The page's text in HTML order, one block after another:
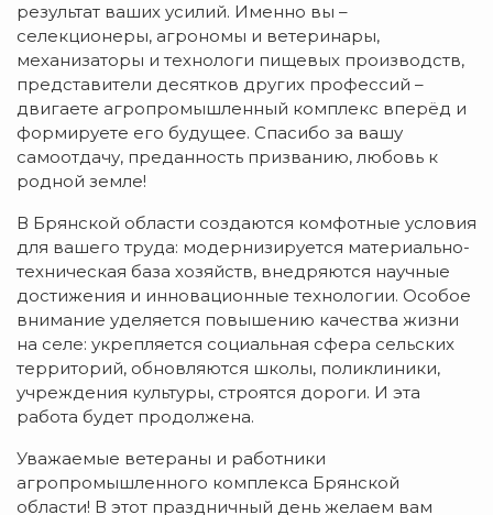
результат ваших усилий. Именно вы –
селекционеры, агрономы и ветеринары,
механизаторы и технологи пищевых производств,
представители десятков других профессий –
двигаете агропромышленный комплекс вперёд и
формируете его будущее. Спасибо за вашу
самоотдачу, преданность призванию, любовь к
родной земле!
В Брянской области создаются комфотные условия
для вашего труда: модернизируется материально-
техническая база хозяйств, внедряются научные
достижения и инновационные технологии. Особое
внимание уделяется повышению качества жизни
на селе: укрепляется социальная сфера сельских
территорий, обновляются школы, поликлиники,
учреждения культуры, строятся дороги. И эта
работа будет продолжена.
Уважаемые ветераны и работники
агропромышленного комплекса Брянской
области! В этот праздничный день желаем вам